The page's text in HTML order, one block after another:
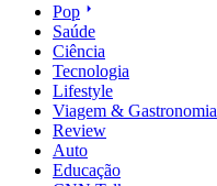
Pop
Saúde
Ciência
Tecnologia
Lifestyle
Viagem & Gastronomia
Review
Auto
Educação